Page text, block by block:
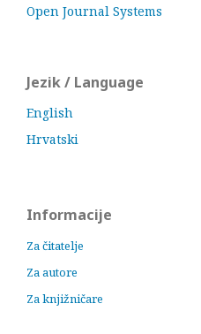
Open Journal Systems
Jezik / Language
English
Hrvatski
Informacije
Za čitatelje
Za autore
Za knjižničare